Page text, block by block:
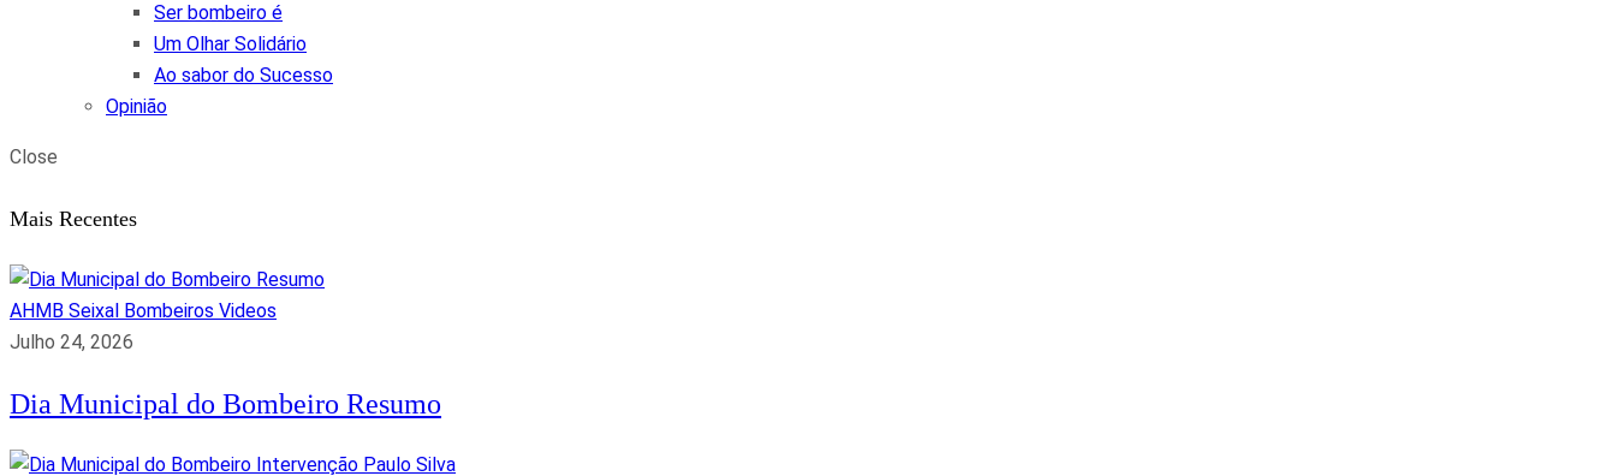
Ser bombeiro é
Um Olhar Solidário
Ao sabor do Sucesso
Opinião
Close
Mais Recentes
AHMB Seixal Bombeiros Videos
Julho 24, 2026
Dia Municipal do Bombeiro Resumo